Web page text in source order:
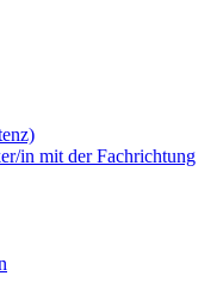
in mit der Fachrichtung